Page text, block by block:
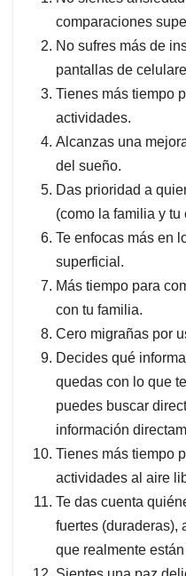
comparaciones
No sufres más de
pantallas de
Tienes más tiempo
actividades.
Alcanzas una
del sueño.
Das prioridad a
(como la familia y tu
Te enfocas más en
superficial.
Más tiempo para
con tu familia.
Cero migrañas por
Decides qué
quedas con lo que
puedes buscar
información
Tienes más tiempo
actividades al aire
Te das cuenta
fuertes (duraderas),
que realmente